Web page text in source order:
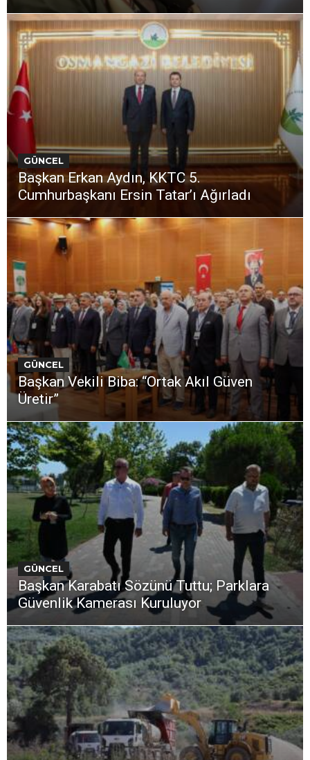
GÜNCEL
Başkan Erkan Aydın, KKTC 5.
Cumhurbaşkanı Ersin Tatar’ı Ağırladı
GÜNCEL
Başkan Vekili Biba: “Ortak Akıl Güven
Üretir”
GÜNCEL
Başkan Karabatı Sözünü Tuttu; Parklara
Güvenlik Kamerası Kuruluyor